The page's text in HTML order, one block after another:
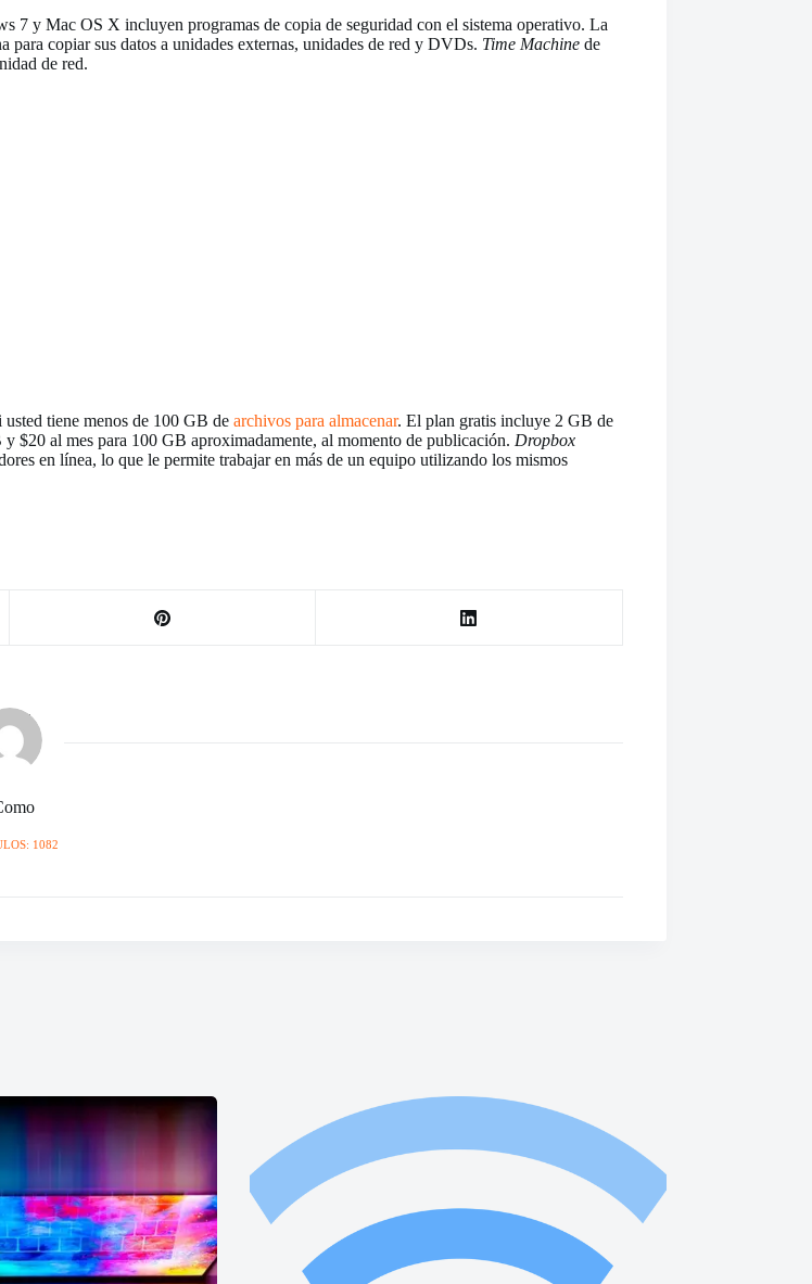
7 y Mac OS X incluyen programas de copia de seguridad con el sistema operativo. La
copiar sus datos a unidades externas, unidades de red y DVDs. Time Machine de
de red.
tiene menos de 100 GB de archivos para almacenar. El plan gratis incluye 2 GB de
$20 al mes para 100 GB aproximadamente, al momento de publicación. Dropbox
en línea, lo que le permite trabajar en más de un equipo utilizando los mismos
1082